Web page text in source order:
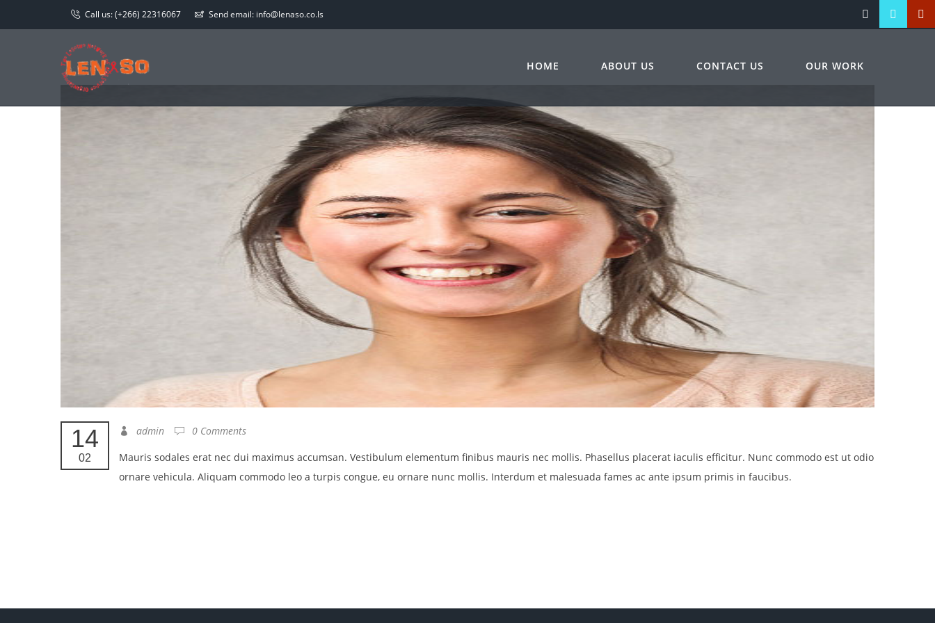
Call us:(+266) 22316067 Send email: info@lenaso.co.ls
HOME ABOUT US CONTACT US OUR WORK
14
02
admin
0 Comments
Mauris sodales erat nec dui maximus accumsan. Vestibulum elementum finibus mauris nec mollis. Phasellus placerat iaculis efficitur. Nunc commodo est ut odio
ornare vehicula. Aliquam commodo leo a turpis congue, eu ornare nunc mollis. Interdum et malesuada fames ac ante ipsum primis in faucibus.